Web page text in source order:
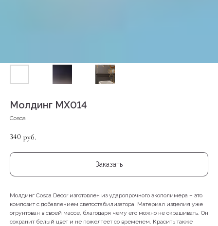
Молдинг MX014
Cosca
340 руб.
Заказать
Молдинг Cosca Decor изготовлен из ударопрочного экополимера – это
композит с добавлением светостабилизатора. Материал изделия уже
огрунтован в своей массе, благодаря чему его можно не окрашивать. Он
сохранит белый цвет и не пожелтеет со временем. Красить также